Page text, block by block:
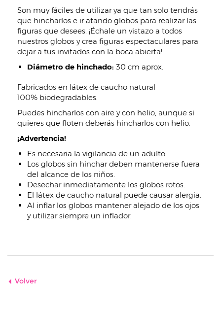
Son muy fáciles de utilizar ya que tan solo tendrás
que hincharlos e ir atando globos para realizar las
figuras que desees. ¡Échale un vistazo a todos
nuestros globos y crea figuras espectaculares para
dejar a tus invitados con la boca abierta!
Diámetro de hinchado: 30 cm aprox.
Fabricados en látex de caucho natural
100% biodegradables.
Puedes hincharlos con aire y con helio, aunque si
quieres que floten deberás hincharlos con helio.
¡Advertencia!
Es necesaria la vigilancia de un adulto.
Los globos sin hinchar deben mantenerse fuera
del alcance de los niños.
Desechar inmediatamente los globos rotos.
El látex de caucho natural puede causar alergia.
Al inflar los globos mantener alejado de los ojos
y utilizar siempre un inflador.
Volver